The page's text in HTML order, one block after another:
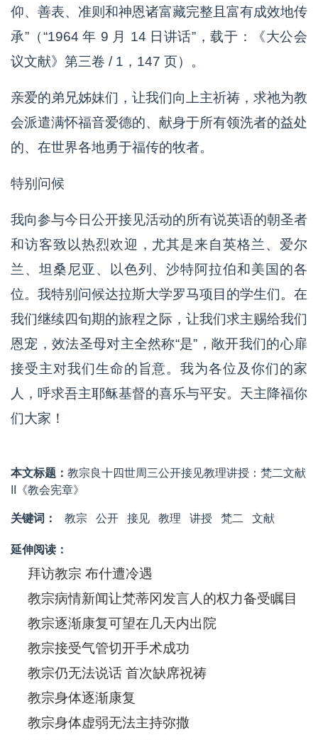
仰、善表、准则和神恩诸富藏完整且富有成效地传
承”（“1964 年 9 月 14 日讲话”，载于：《大公会
议文献》第三卷 / 1，147 页）。
亲爱的弟兄姊妹们，让我们向上主祈祷，求祂为教
会派遣满怀福音爱德的、献身于所有领洗者的益处
的、在世界各地勇于福传的牧者。
特别问候
我向参与今日公开接见活动的所有说英语的朝圣者
和访客致以热烈欢迎，尤其是来自英格兰、爱尔
兰、坦桑尼亚、以色列、沙特阿拉伯和美国的各
位。我特别问候达拉斯大学罗马项目的学生们。在
我们继续四旬期的旅程之际，让我们求主赐给我们
恩宠，效法圣母对主全然称“是”，敞开我们的心扉
接受主对我们生命的旨意。我为各位及你们的家
人，呼求吾主耶稣基督的喜乐与平安。天主降福你
们大家！
本文标题： 教宗良十四世周三公开接见教理讲授：梵二文献
II《教会宪章》
关键词： 教宗 公开 接见 ​教理 讲授 梵二 文献
延伸阅读：
拜访教宗 布什遭冷遇
教宗病情新闻让梵蒂冈发言人的权力备受瞩目
教宗逐渐康复可望在几天内出院
教宗接受气管切开手术成功
教宗仍无法说话 首次缺席祝祷
教宗身体逐渐康复
教宗身体虚弱无法主持弥撒